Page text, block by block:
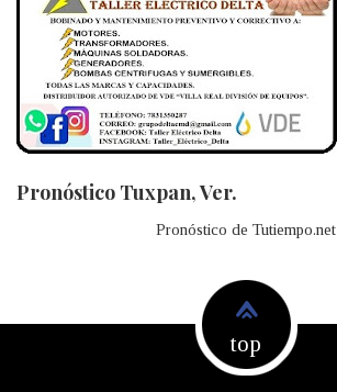
Pronóstico Tuxpan, Ver.
Pronóstico de Tutiempo.net
top